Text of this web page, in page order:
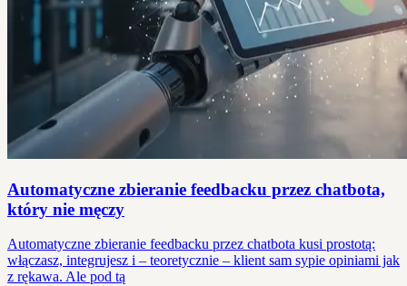
Automatyczne zbieranie feedbacku przez chatbota,
który nie męczy
Automatyczne zbieranie feedbacku przez chatbota kusi prostotą:
włączasz, integrujesz i – teoretycznie – klient sam sypie opiniami jak
z rękawa. Ale pod tą